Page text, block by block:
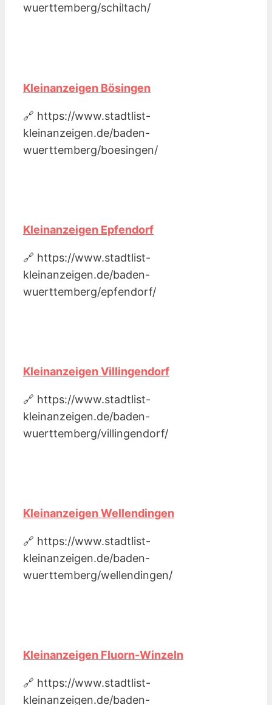
wuerttemberg/schiltach/
Kleinanzeigen Bösingen
🔗 https://www.stadtlist-
kleinanzeigen.de/baden-
wuerttemberg/boesingen/
Kleinanzeigen Epfendorf
🔗 https://www.stadtlist-
kleinanzeigen.de/baden-
wuerttemberg/epfendorf/
Kleinanzeigen Villingendorf
🔗 https://www.stadtlist-
kleinanzeigen.de/baden-
wuerttemberg/villingendorf/
Kleinanzeigen Wellendingen
🔗 https://www.stadtlist-
kleinanzeigen.de/baden-
wuerttemberg/wellendingen/
Kleinanzeigen Fluorn-Winzeln
🔗 https://www.stadtlist-
kleinanzeigen.de/baden-